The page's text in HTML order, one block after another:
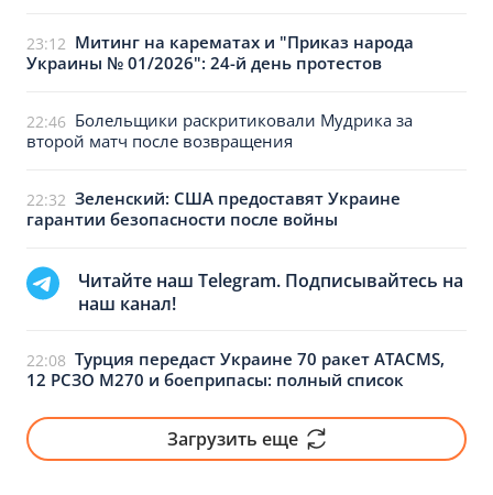
23:12 Митинг на карематах и "Приказ народа
Украины № 01/2026": 24-й день протестов
22:46 Болельщики раскритиковали Мудрика за
второй матч после возвращения
22:32 Зеленский: США предоставят Украине
гарантии безопасности после войны
Читайте наш Telegram. Подписывайтесь на
наш канал!
22:08 Турция передаст Украине 70 ракет ATACMS,
12 РСЗО M270 и боеприпасы: полный список
Загрузить еще